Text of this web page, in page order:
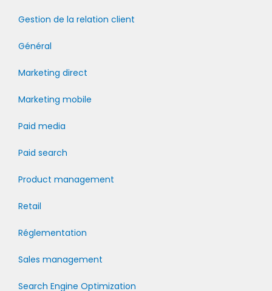
Gestion de la relation client
Général
Marketing direct
Marketing mobile
Paid media
Paid search
Product management
Retail
Réglementation
Sales management
Search Engine Optimization